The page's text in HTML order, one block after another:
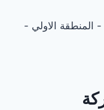
- المنطقة الاولي -